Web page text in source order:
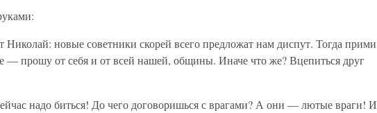
новые советники скорей всего предложат нам диспут. Тогда прими
— прошу от себя и от всей нашей, общины. Иначе что же? Вцепиться друг
надо биться! До чего договоришься с врагами? А они — лютые враги! И